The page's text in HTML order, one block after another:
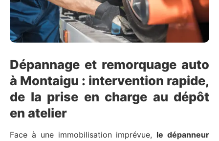
Dépannage et remorquage auto
à Montaigu : intervention rapide,
de la prise en charge au dépôt
en atelier
Face à une immobilisation imprévue, le dépanneur